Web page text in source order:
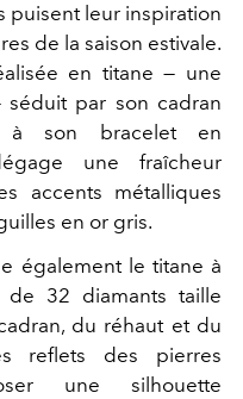
puisent leur inspiration
de la saison estivale.
en titane — une
par son cadran
à son bracelet en
une fraîcheur
accents métalliques
en or gris.
également le titane à
32 diamants taille
du réhaut et du
reflets des pierres
une silhouette